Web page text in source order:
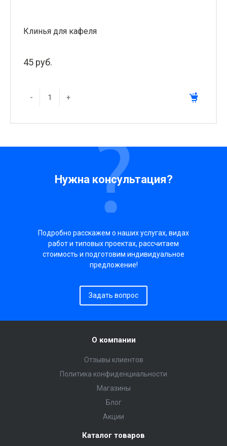
Клинья для кафеля
45 руб.
- +
Нужна консультация?
Подробно расскажем о наших услугах, видах
работ и типовых проектах, рассчитаем
стоимость и подготовим индивидуальное
предложение!
Задать вопрос
О компании
Отзывы клиентов
Политика конфиденциальности
Магазины
Блог
Акции
Каталог товаров